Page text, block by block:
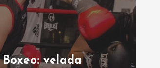
Boxeo: velada